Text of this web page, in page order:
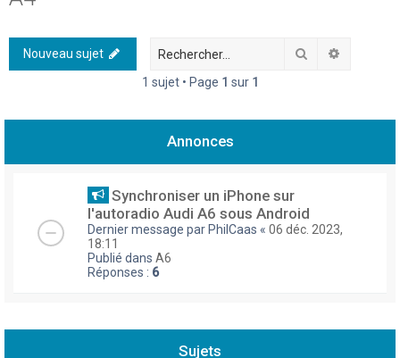
h
r
Nouveau sujet Rechercher
1 sujet • Page 1 sur 1
Annonces
Synchroniser un iPhone sur
l'autoradio Audi A6 sous Android
Dernier message par PhilCaas « 06 déc. 2023,
18:11
Publié dans A6
Réponses : 6
Sujets